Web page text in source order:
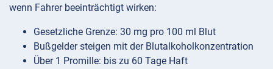
wenn Fahrer beeinträchtigt wirken:
Gesetzliche Grenze: 30 mg pro 100 ml Blut
Bußgelder steigen mit der Blutalkoholkonzentration
Über 1 Promille: bis zu 60 Tage Haft